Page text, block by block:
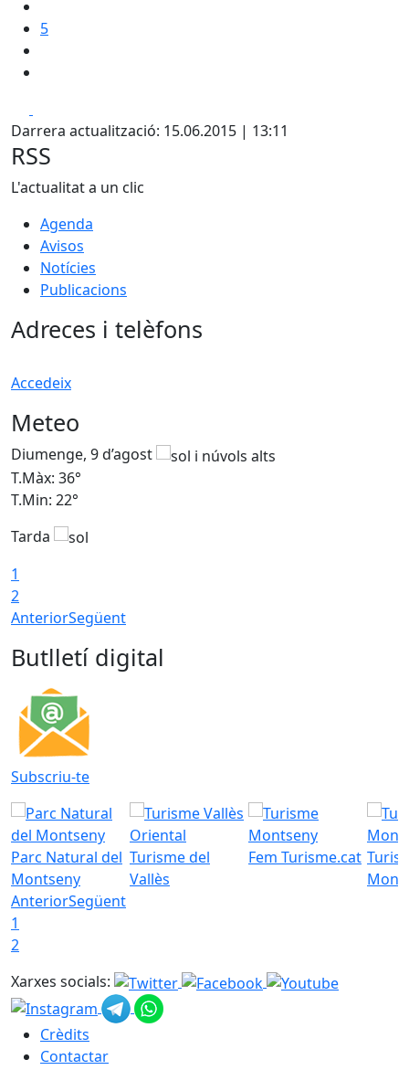
5
Darrera actualització: 15.06.2015 | 13:11
RSS
L'actualitat a un clic
Agenda
Avisos
Notícies
Publicacions
Adreces i telèfons
Accedeix
Meteo
Diumenge, 9 d’agost
T.Màx: 36°
T.Min: 22°
Tarda
1
2
AnteriorSegüent
Butlletí digital
Subscriu-te
Parc Natural del
Montseny
Turisme del
Vallès
Fem Turisme.cat
AnteriorSegüent
1
2
Xarxes socials:
Crèdits
Contactar